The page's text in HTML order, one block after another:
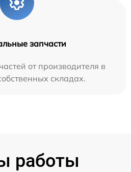
запчасти
от производителя в
складах.
работы